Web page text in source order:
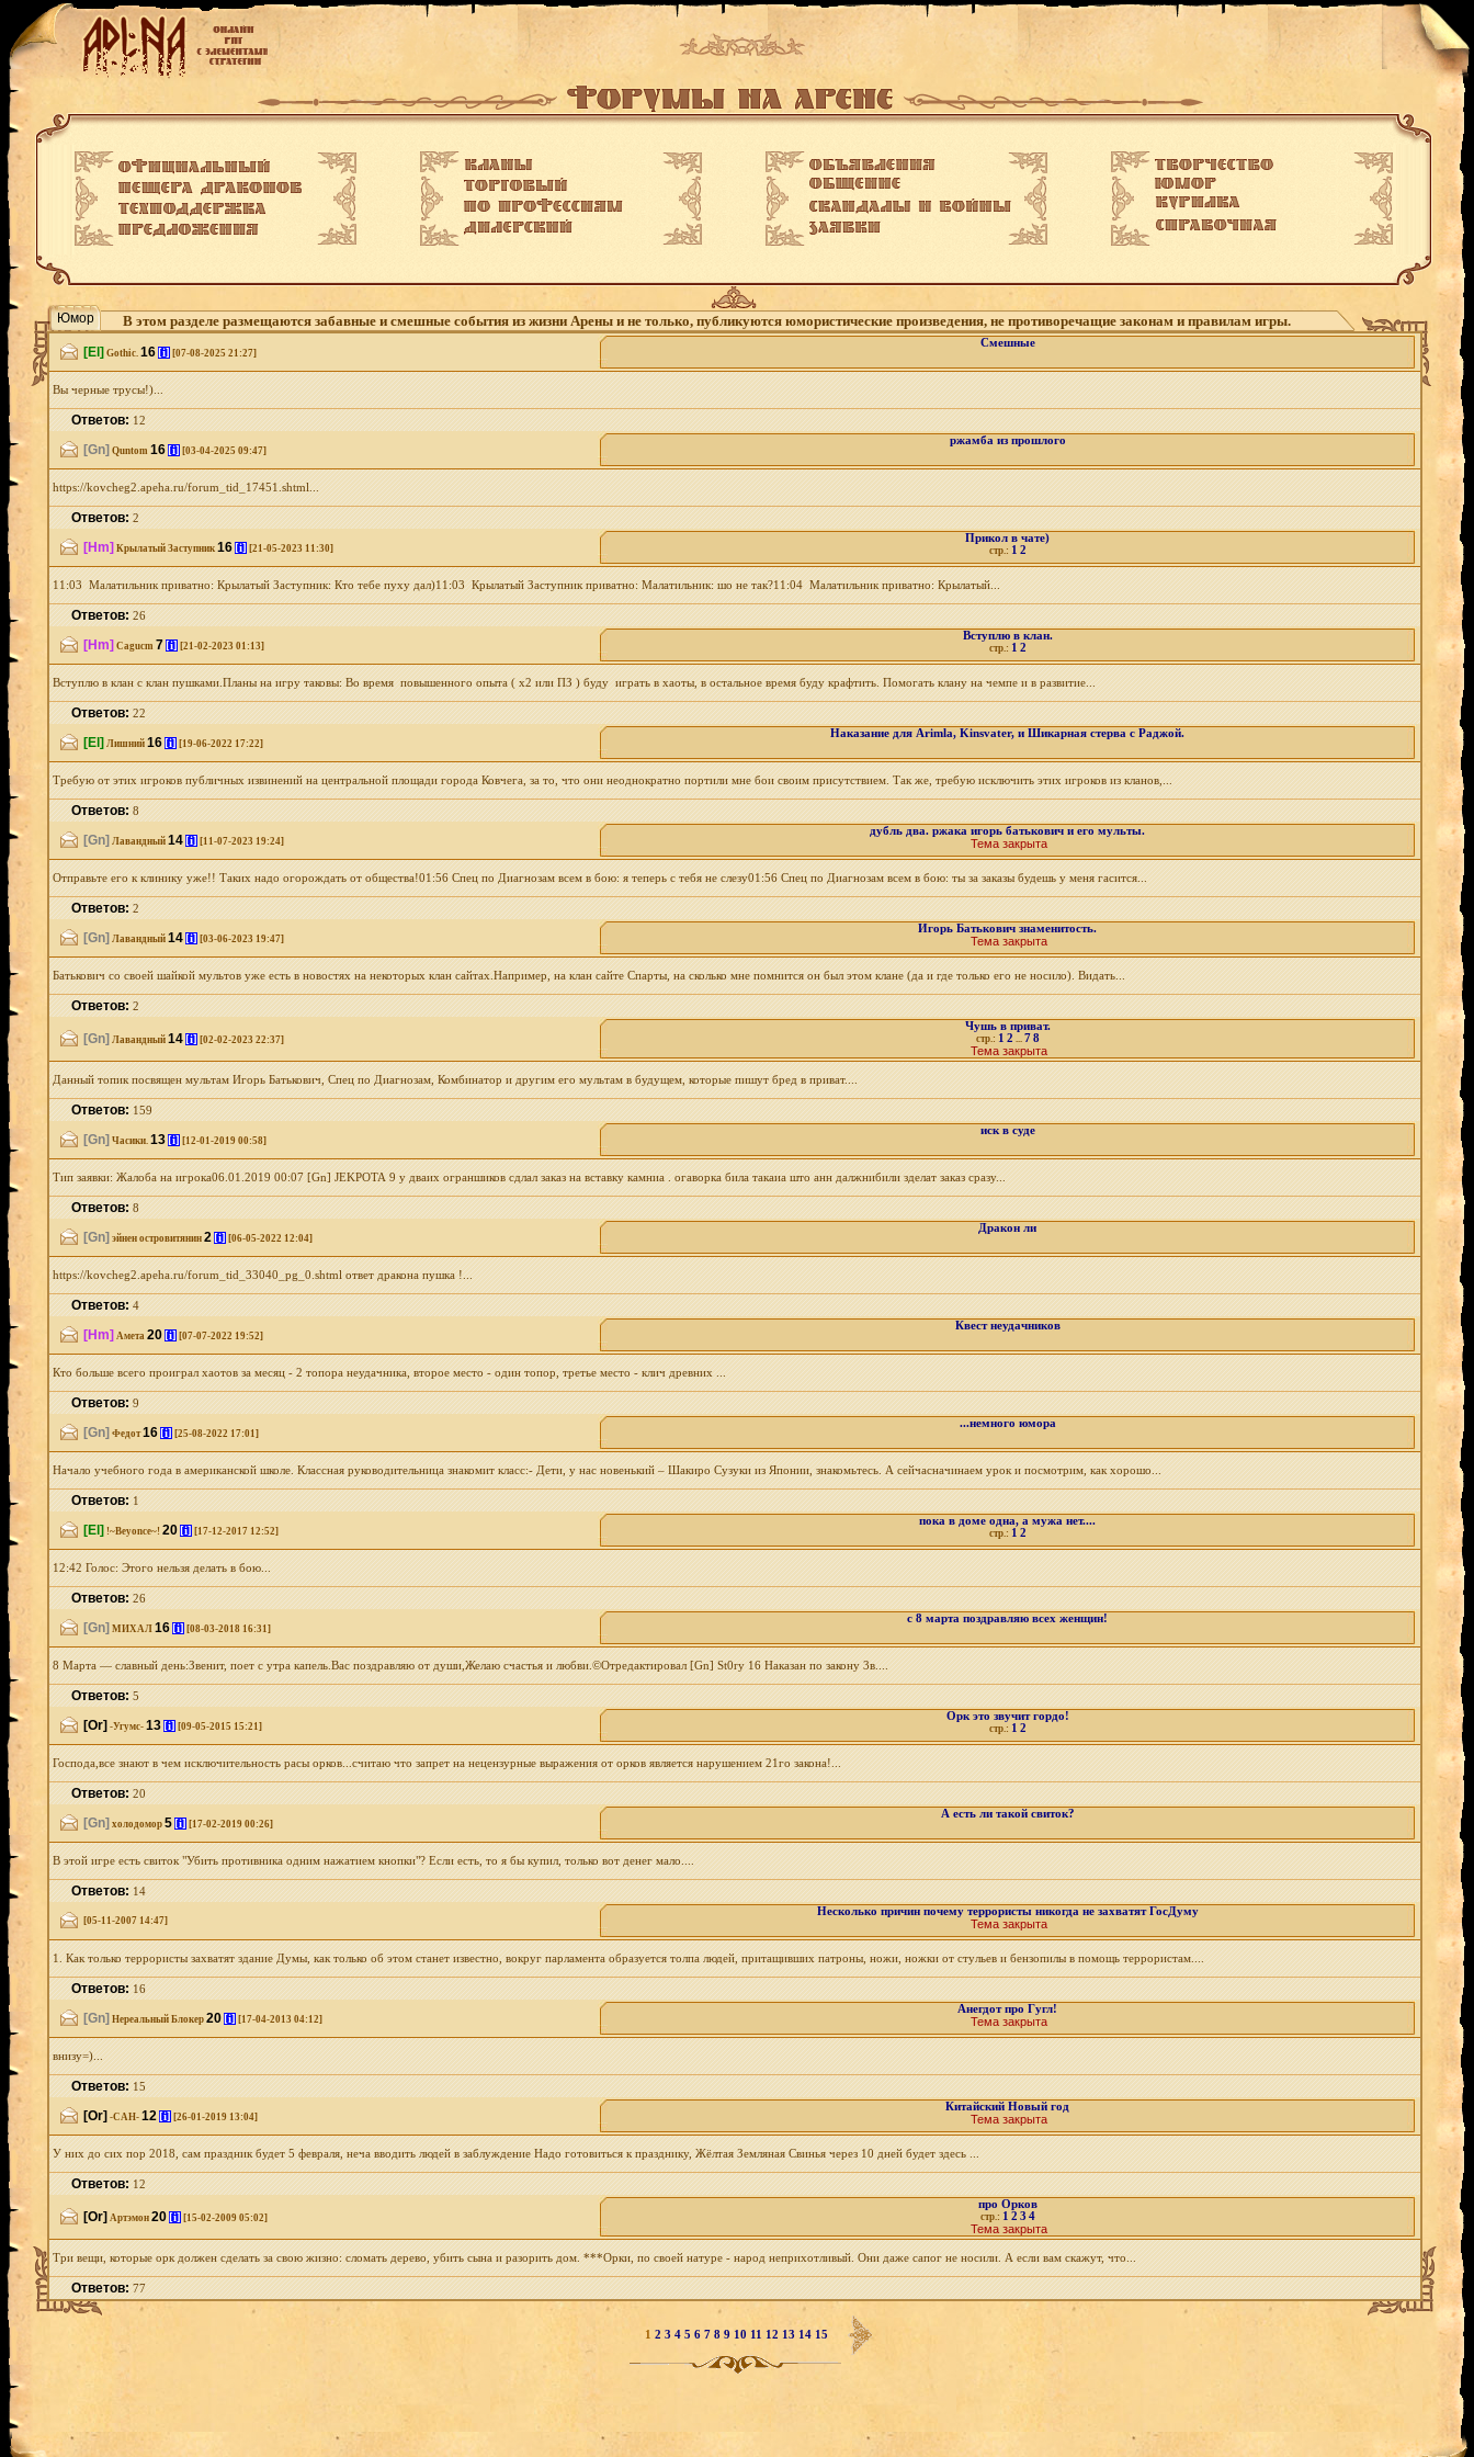
Юмор В этом разделе размещаются забавные и смешные события из жизни Арены и не только, публикуются юмористические произведения, не противоречащие законам и правилам игры.
[El] Gothic. 16 [i] [07-08-2025 21:27]
Смешные
Вы черные трусы!)...
Ответов:12
[Gn] Quntom 16 [i] [03-04-2025 09:47]
ржамба из прошлого
https://kovcheg2.apeha.ru/forum_tid_17451.shtml...
Ответов:2
[Hm] Крылатый Заступник 16 [i] [21-05-2023 11:30]
Прикол в чате)
стр.: 1 2
11:03 Малатильник приватно: Крылатый Заступник: Кто тебе пуху дал)11:03 Крылатый Заступник приватно: Малатильник: шо не так?11:04 Малатильник приватно: Крылатый...
Ответов:26
[Hm] Cagucm 7 [i] [21-02-2023 01:13]
Вступлю в клан.
стр.: 1 2
Вступлю в клан с клан пушками.Планы на игру таковы: Во время повышенного опыта ( х2 или ПЗ ) буду играть в хаоты, в остальное время буду крафтить. Помогать клану на чемпе и в развитие...
Ответов:22
[El] Лишний 16 [i] [19-06-2022 17:22]
Наказание для Arimla, Kinsvater, и Шикарная стерва с Раджой.
Требую от этих игроков публичных извинений на центральной площади города Ковчега, за то, что они неоднократно портили мне бои своим присутствием. Так же, требую исключить этих игроков из кланов,...
Ответов:8
[Gn] Лавандный 14 [i] [11-07-2023 19:24]
дубль два. ржака игорь батькович и его мульты.
Тема закрыта
Отправьте его к клинику уже!! Таких надо огорождать от общества!01:56 Спец по Диагнозам всем в бою: я теперь с тебя не слезу01:56 Спец по Диагнозам всем в бою: ты за заказы будешь у меня гасится...
Ответов:2
[Gn] Лавандный 14 [i] [03-06-2023 19:47]
Игорь Батькович знаменитость.
Тема закрыта
Батькович со своей шайкой мультов уже есть в новостях на некоторых клан сайтах.Например, на клан сайте Спарты, на сколько мне помнится он был этом клане (да и где только его не носило). Видать...
Ответов:2
[Gn] Лавандный 14 [i] [02-02-2023 22:37]
Чушь в приват.
стр.: 1 2 ... 7 8
Тема закрыта
Данный топик посвящен мультам Игорь Батькович, Спец по Диагнозам, Комбинатор и другим его мультам в будущем, которые пишут бред в приват....
Ответов:159
[Gn] Часики. 13 [i] [12-01-2019 00:58]
иск в суде
Тип заявки: Жалоба на игрока06.01.2019 00:07 [Gn] JEKPOTA 9 у дваих ограншиков сдлал заказ на вставку камниа . огаворка била такаиа што анн далжнибили зделат заказ сразу...
Ответов:8
[Gn] эйнен островитянин 2 [i] [06-05-2022 12:04]
Дракон ли
https://kovcheg2.apeha.ru/forum_tid_33040_pg_0.shtml ответ дракона пушка !...
Ответов:4
[Hm] Амета 20 [i] [07-07-2022 19:52]
Квест неудачников
Кто больше всего проиграл хаотов за месяц - 2 топора неудачника, второе место - один топор, третье место - клич древних ...
Ответов:9
[Gn] Федот16 [i] [25-08-2022 17:01]
...немного юмора
Начало учебного года в американской школе. Классная руководительница знакомит класс:- Дети, у нас новенький – Шакиро Сузуки из Японии, знакомьтесь. А сейчасначинаем урок и посмотрим, как хорошо...
Ответов:1
[El] !~Beyonce~! 20 [i] [17-12-2017 12:52]
пока в доме одна, а мужа нет....
стр.: 1 2
12:42 Голос: Этого нельзя делать в бою...
Ответов:26
[Gn] МИХАЛ 16 [i] [08-03-2018 16:31]
с 8 марта поздравляю всех женщин!
8 Марта — славный день:Звенит, поет с утра капель.Вас поздравляю от души,Желаю счастья и любви.©Отредактировал [Gn] St0ry 16 Наказан по закону 3в....
Ответов:5
[Or] -Угумс- 13 [i] [09-05-2015 15:21]
Орк это звучит гордо!
стр.: 1 2
Господа,все знают в чем исключительность расы орков...считаю что запрет на нецензурные выражения от орков является нарушением 21го закона!...
Ответов:20
[Gn] холодомор 5 [i] [17-02-2019 00:26]
А есть ли такой свиток?
В этой игре есть свиток "Убить противника одним нажатием кнопки"? Если есть, то я бы купил, только вот денег мало....
Ответов:14
[05-11-2007 14:47]
Несколько причин почему террористы никогда не захватят ГосДуму
Тема закрыта
1. Как только террористы захватят здание Думы, как только об этом станет известно, вокруг парламента образуется толпа людей, притащивших патроны, ножи, ножки от стульев и бензопилы в помощь террористам....
Ответов:16
[Gn] Нереальный Блокер 20 [i] [17-04-2013 04:12]
Анегдот про Гугл!
Тема закрыта
внизу=)...
Ответов:15
[Or] -САН- 12 [i] [26-01-2019 13:04]
Китайский Новый год
Тема закрыта
У них до сих пор 2018, сам праздник будет 5 февраля, неча вводить людей в заблуждение Надо готовиться к празднику, Жёлтая Земляная Свинья через 10 дней будет здесь ...
Ответов:12
[Or] Артэмон 20 [i] [15-02-2009 05:02]
про Орков
стр.: 1 2 3 4
Тема закрыта
Три вещи, которые орк должен сделать за свою жизно: сломать дерево, убить сына и разорить дом. ***Орки, по своей натуре - народ неприхотливый. Они даже сапог не носили. А если вам скажут, что...
Ответов:77
1 2 3 4 5 6 7 8 9 10 11 12 13 14 15